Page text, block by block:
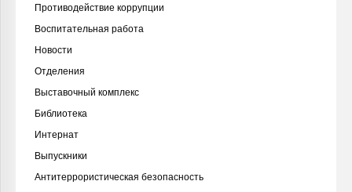
Противодействие коррупции
Воспитательная работа
Новости
Отделения
Выставочный комплекс
Библиотека
Интернат
Выпускники
Антитеррористическая безопасность